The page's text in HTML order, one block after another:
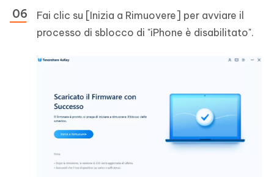
Fai clic su [Inizia a Rimuovere] per avviare il
processo di sblocco di "iPhone è disabilitato".